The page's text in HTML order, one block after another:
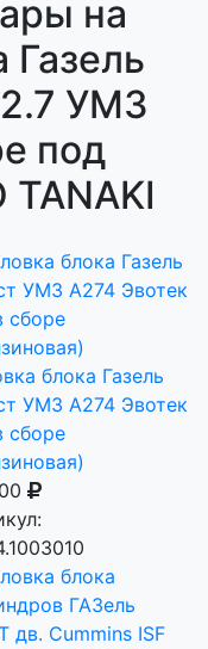
на
Газель
УМЗ
под
блока Газель
УМЗ А274 Эвотек
сборе